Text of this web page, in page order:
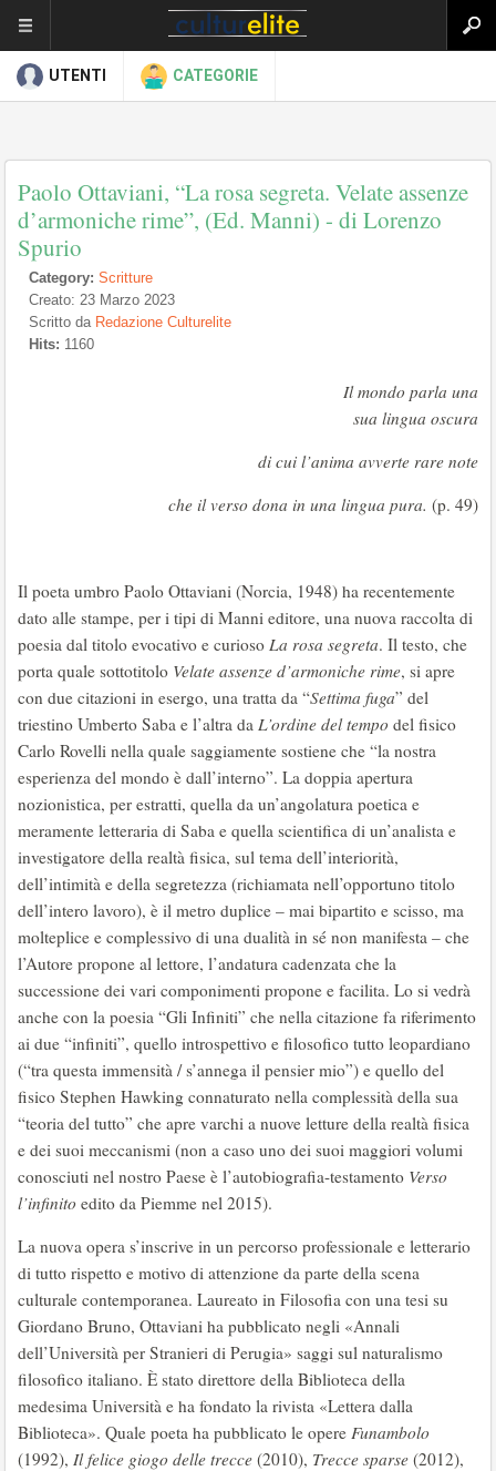
UTENTI CATEGORIE
Paolo Ottaviani, “La rosa segreta. Velate assenze
d’armoniche rime”, (Ed. Manni) - di Lorenzo
Spurio
Category: Scritture
Creato: 23 Marzo 2023
Scritto da Redazione Culturelite
Hits: 1160
Il mondo parla una
sua lingua oscura
di cui l’anima avverte rare note
che il verso dona in una lingua pura. (p. 49)
Il poeta umbro Paolo Ottaviani (Norcia, 1948) ha recentemente
dato alle stampe, per i tipi di Manni editore, una nuova raccolta di
poesia dal titolo evocativo e curioso La rosa segreta. Il testo, che
porta quale sottotitolo Velate assenze d’armoniche rime, si apre
con due citazioni in esergo, una tratta da “Settima fuga” del
triestino Umberto Saba e l’altra da L’ordine del tempo del fisico
Carlo Rovelli nella quale saggiamente sostiene che “la nostra
esperienza del mondo è dall’interno”. La doppia apertura
nozionistica, per estratti, quella da un’angolatura poetica e
meramente letteraria di Saba e quella scientifica di un’analista e
investigatore della realtà fisica, sul tema dell’interiorità,
dell’intimità e della segretezza (richiamata nell’opportuno titolo
dell’intero lavoro), è il metro duplice – mai bipartito e scisso, ma
molteplice e complessivo di una dualità in sé non manifesta – che
l’Autore propone al lettore, l’andatura cadenzata che la
successione dei vari componimenti propone e facilita. Lo si vedrà
anche con la poesia “Gli Infiniti” che nella citazione fa riferimento
ai due “infiniti”, quello introspettivo e filosofico tutto leopardiano
(“tra questa immensità / s’annega il pensier mio”) e quello del
fisico Stephen Hawking connaturato nella complessità della sua
“teoria del tutto” che apre varchi a nuove letture della realtà fisica
e dei suoi meccanismi (non a caso uno dei suoi maggiori volumi
conosciuti nel nostro Paese è l’autobiografia-testamento Verso
l’infinito edito da Piemme nel 2015).
La nuova opera s’inscrive in un percorso professionale e letterario
di tutto rispetto e motivo di attenzione da parte della scena
culturale contemporanea. Laureato in Filosofia con una tesi su
Giordano Bruno, Ottaviani ha pubblicato negli «Annali
dell’Università per Stranieri di Perugia» saggi sul naturalismo
filosofico italiano. È stato direttore della Biblioteca della
medesima Università e ha fondato la rivista «Lettera dalla
Biblioteca». Quale poeta ha pubblicato le opere Funambolo
(1992), Il felice giogo delle trecce (2010), Trecce sparse (2012),